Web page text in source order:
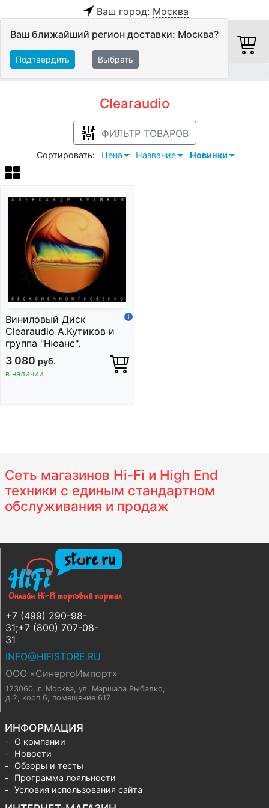
Ваш город: Москва
Ваш ближайший регион доставки: Москва?
Подтвердить Выбрать
Clearaudio
ФИЛЬТР ТОВАРОВ
Сортировать: Цена Название Новинки
Виниловый Диск
Clearaudio А.Кутиков и
группа "Нюанс".
3 080 руб.
в наличии
Сеть магазинов Hi-Fi и High End
техники с единым стандартном
обслуживания и продаж
+7 (499) 290-98-
31;+7 (800) 707-08-
31
INFO@HIFISTORE.RU
ООО «СинергоИмпорт»
123060, г. Москва, ул. Маршала Рыбалко,
д.2, корп.6, помещение 617
ИНФОРМАЦИЯ
О компании
Новости
Обзоры и тесты
Программа лояльности
Условия использования сайта